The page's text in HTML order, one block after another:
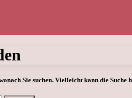
Sie suchen. Vielleicht kann die Suche